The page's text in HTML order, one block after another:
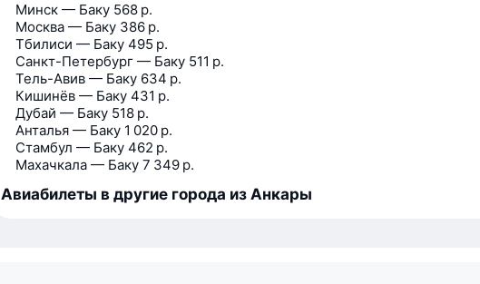
Минск — Баку 568 р.
Москва — Баку 386 р.
Тбилиси — Баку 495 р.
Санкт-Петербург — Баку 511 р.
Тель-Авив — Баку 634 р.
Кишинёв — Баку 431 р.
Дубай — Баку 518 р.
Анталья — Баку 1 020 р.
Стамбул — Баку 462 р.
Махачкала — Баку 7 349 р.
Авиабилеты в другие города из Анкары